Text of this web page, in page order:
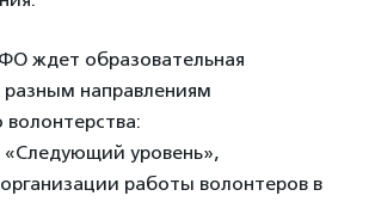
ждет образовательная
направлениям
уровень»,
работы волонтеров в